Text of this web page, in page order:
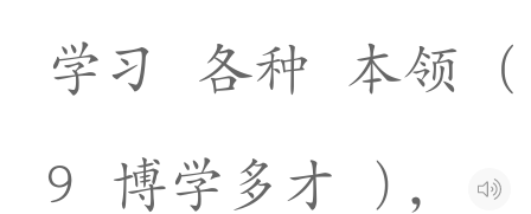
学 习 各种 本领
(
9
博学 多 才 ) ，